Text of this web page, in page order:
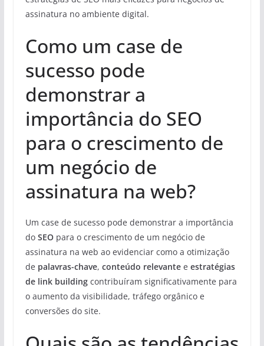
assinatura no ambiente digital.
Como um case de
sucesso pode
demonstrar a
importância do SEO
para o crescimento de
um negócio de
assinatura na web?
Um case de sucesso pode demonstrar a importância
do SEOpara o crescimento de um negócio de
assinatura na web ao evidenciar como a otimização
de palavras-chave, conteúdo relevantee estratégias
de link buildingcontribuíram significativamente para
o aumento da visibilidade, tráfego orgânico e
conversões do site.